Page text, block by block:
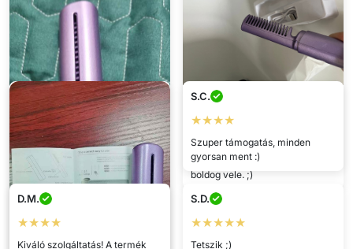
Mikó
★★★★★
Megvettem a barátnőmnek a
születésnapjára, és nagyon
boldog vele. ;)
S.C.
★★★★
Szuper támogatás, minden
gyorsan ment :)
D.M.
★★★★
Kiváló szolgáltatás! A termék
S.D.
★★★★★
Tetszik ;)